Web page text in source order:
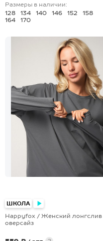
Размеры в наличии:
128
134 140 146 152
158
164
170
ШКОЛА
Happyfox / Женский лонгслив
оверсайз